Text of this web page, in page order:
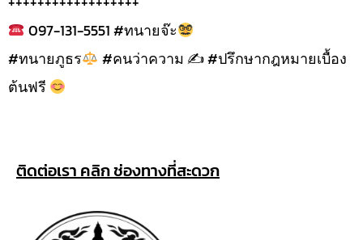
097-131-5551 #ทนายจ๊ะ
#ทนายภูธร
#คนว่าความ ✍#ปรึกษากฎหมายเบื้อง
ต้นฟรี
ติดต่อเรา คลิก ช่องทางที่สะดวก